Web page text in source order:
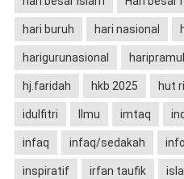
hari buruh hari nasional
harigurunasional
hj.faridah hkb 2025 hut ri
idulfitri Ilmu imtaq
infaq infaq/sedakah
inspiratif irfan taufik